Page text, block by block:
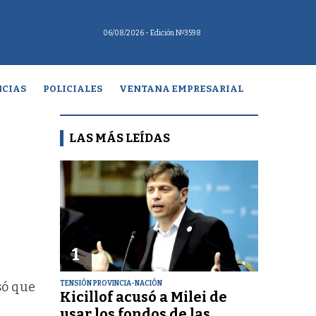
06/08/2026 - Edición Nº3598
POLICIALES VENTANA EMPRESARIAL
que
LAS MÁS LEÍDAS
1
TENSIÓN PROVINCIA-NACIÓN
Kicillof acusó a Milei de